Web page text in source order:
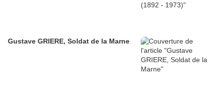
Gustave GRIERE, Soldat de la Marne